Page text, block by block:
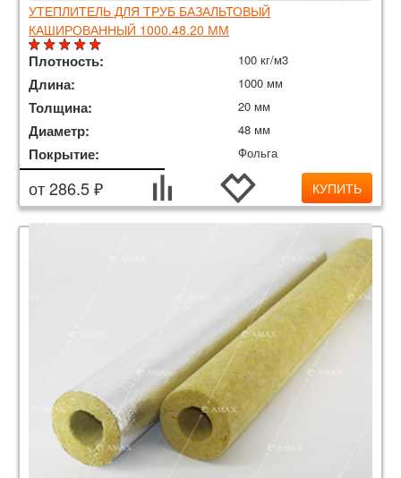
УТЕПЛИТЕЛЬ ДЛЯ ТРУБ БАЗАЛЬТОВЫЙ
КАШИРОВАННЫЙ 1000.48.20 ММ
Плотность: 100 кг/м3
Длина: 1000 мм
Толщина: 20 мм
Диаметр: 48 мм
Покрытие: Фольга
от 286.5 ₽ КУПИТЬ